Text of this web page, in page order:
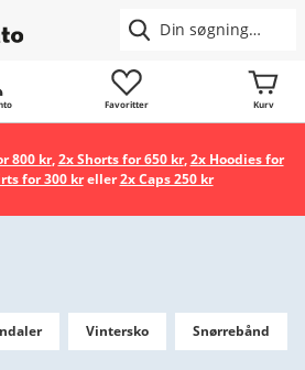
Favoritter Kurv
800 kr,2x Shorts for 650 kr,2x Hoodies for
for 300 kreller2x Caps 250 kr
Vintersko Snørrebånd